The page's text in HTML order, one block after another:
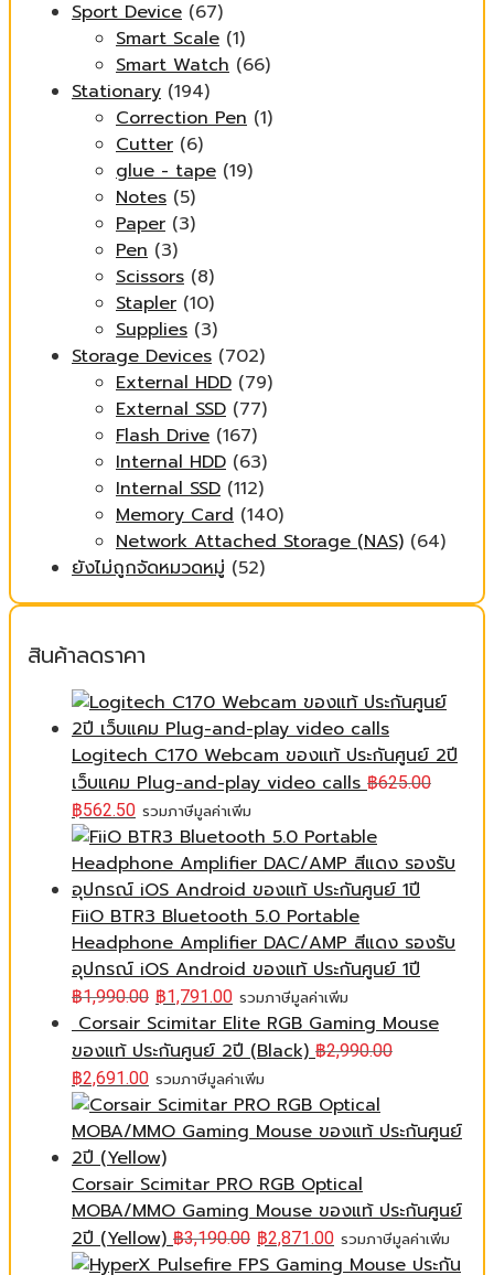
Sport Device (67)
Smart Scale (1)
Smart Watch (66)
Stationary (194)
Correction Pen (1)
Cutter (6)
glue - tape (19)
Notes (5)
Paper (3)
Pen (3)
Scissors (8)
Stapler (10)
Supplies (3)
Storage Devices (702)
External HDD (79)
External SSD (77)
Flash Drive (167)
Internal HDD (63)
Internal SSD (112)
Memory Card (140)
Network Attached Storage (NAS) (64)
ยังไม่ถูกจัดหมวดหมู่ (52)
สินค้าลดราคา
Logitech C170 Webcam ของแท้ ประกันศูนย์ 2ปี
เว็บแคม Plug-and-play video calls ฿625.00
฿562.50 รวมภาษีมูลค่าเพิ่ม
FiiO BTR3 Bluetooth 5.0 Portable
Headphone Amplifier DAC/AMP สีแดง รองรับ
อุปกรณ์ iOS Android ของแท้ ประกันศูนย์ 1ปี
฿1,990.00 ฿1,791.00 รวมภาษีมูลค่าเพิ่ม
Corsair Scimitar Elite RGB Gaming Mouse
ของแท้ ประกันศูนย์ 2ปี (Black) ฿2,990.00
฿2,691.00 รวมภาษีมูลค่าเพิ่ม
Corsair Scimitar PRO RGB Optical
MOBA/MMO Gaming Mouse ของแท้ ประกันศูนย์
2ปี (Yellow) ฿3,190.00 ฿2,871.00 รวมภาษีมูลค่าเพิ่ม